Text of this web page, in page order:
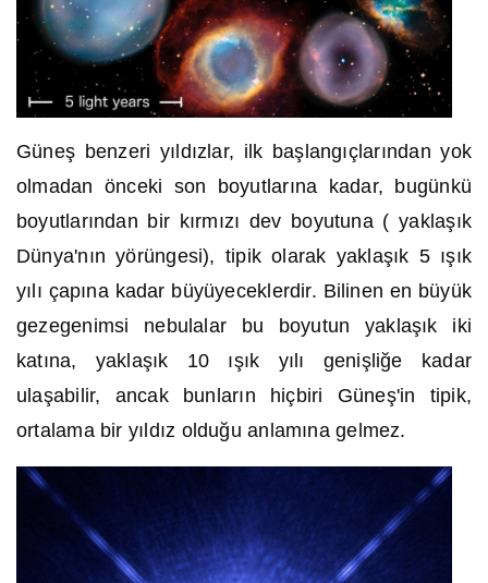
Güneş benzeri yıldızlar, ilk başlangıçlarından yok
olmadan önceki son boyutlarına kadar, bugünkü
boyutlarından bir kırmızı dev boyutuna ( yaklaşık
Dünya'nın yörüngesi), tipik olarak yaklaşık 5 ışık
yılı çapına kadar büyüyeceklerdir. Bilinen en büyük
gezegenimsi nebulalar bu boyutun yaklaşık iki
katına, yaklaşık 10 ışık yılı genişliğe kadar
ulaşabilir, ancak bunların hiçbiri Güneş'in tipik,
ortalama bir yıldız olduğu anlamına gelmez.